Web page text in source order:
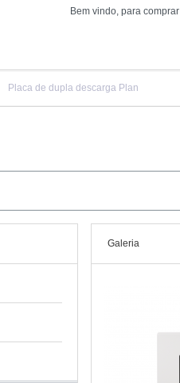
Bem vindo, para comprar
Placa de dupla descarga Plan
Galeria